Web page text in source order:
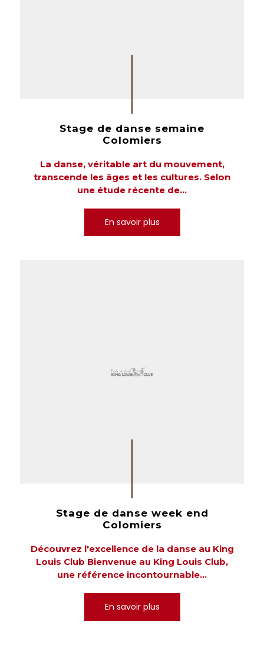
Stage de danse semaine
Colomiers
La danse, véritable art du mouvement,
transcende les âges et les cultures. Selon
une étude récente de...
En savoir plus
Stage de danse week end
Colomiers
Découvrez l'excellence de la danse au King
Louis Club Bienvenue au King Louis Club,
une référence incontournable...
En savoir plus